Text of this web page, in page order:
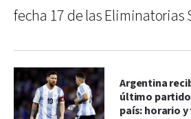
fecha 17 de las Eliminatorias
Argentina
último partido
país: horario